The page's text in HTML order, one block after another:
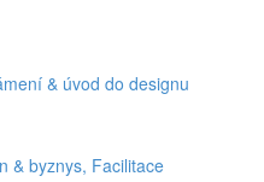
& úvod do designu
& byznys, Facilitace